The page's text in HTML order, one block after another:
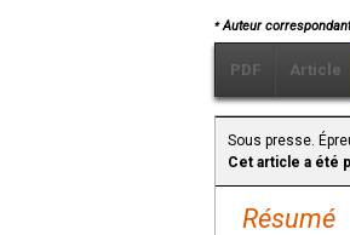
⁎Auteur
PDF Article
Sous presse.
Cet article a été
Résumé